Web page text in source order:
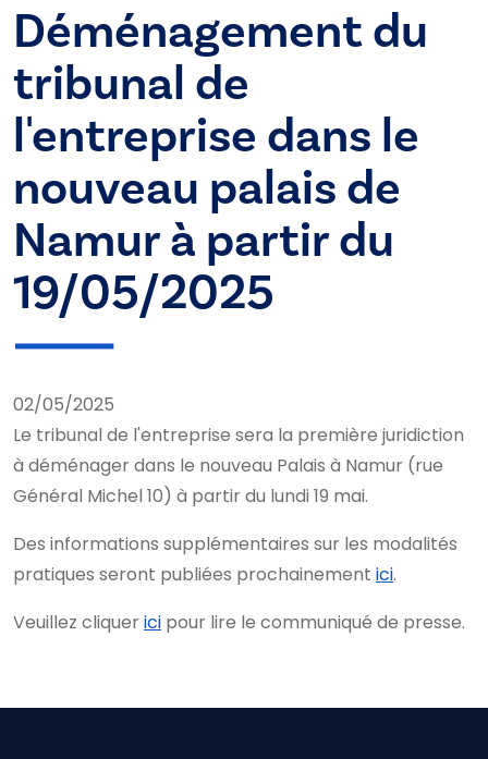
Déménagement du
tribunal de
l'entreprise dans le
nouveau palais de
Namur à partir du
19/05/2025
02/05/2025
Le tribunal de l'entreprise sera la première juridiction
à déménager dans le nouveau Palais à Namur (rue
Général Michel 10) à partir du lundi 19 mai.
Des informations supplémentaires sur les modalités
pratiques seront publiées prochainement ici.
Veuillez cliquerici pour lire le communiqué de presse.